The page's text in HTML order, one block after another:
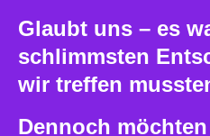
Glaubt uns – es
schlimmsten
wir treffen
Dennoch